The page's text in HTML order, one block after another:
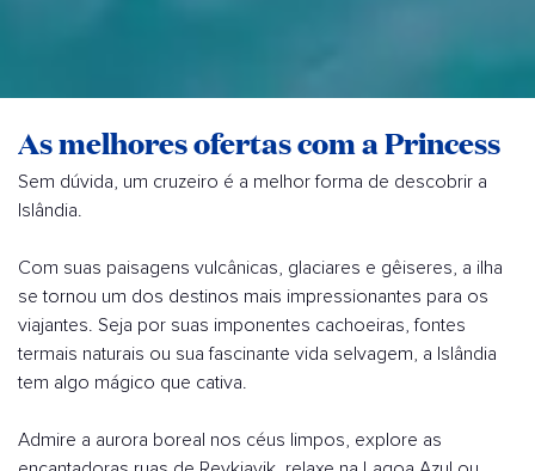
As melhores ofertas com a Princess
Sem dúvida, um cruzeiro é a melhor forma de descobrir a
Islândia.
Com suas paisagens vulcânicas, glaciares e gêiseres, a ilha
se tornou um dos destinos mais impressionantes para os
viajantes. Seja por suas imponentes cachoeiras, fontes
termais naturais ou sua fascinante vida selvagem, a Islândia
tem algo mágico que cativa.
Admire a aurora boreal nos céus limpos, explore as